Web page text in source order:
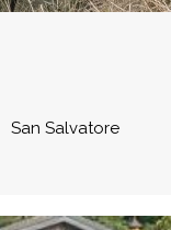
San Salvatore